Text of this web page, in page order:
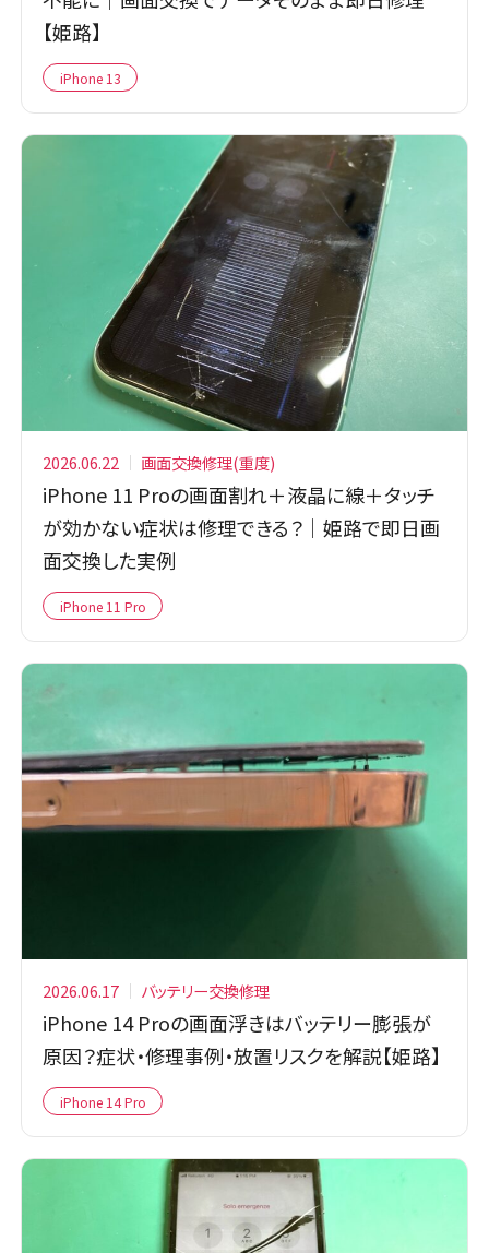
【姫路】
iPhone 13
2026.06.22 画面交換修理(重度)
iPhone 11 Proの画面割れ＋液晶に線＋タッチ
が効かない症状は修理できる？｜姫路で即日画
面交換した実例
iPhone 11 Pro
2026.06.17 バッテリー交換修理
iPhone 14 Proの画面浮きはバッテリー膨張が
原因？症状・修理事例・放置リスクを解説【姫路】
iPhone 14 Pro